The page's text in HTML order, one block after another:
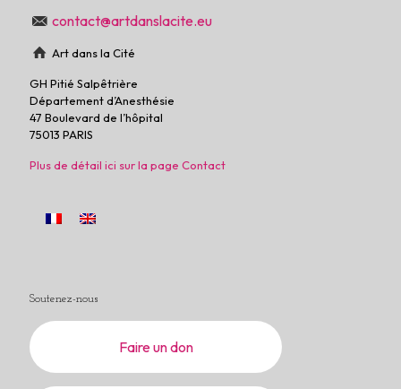
contact@artdanslacite.eu
Art dans la Cité
GH Pitié Salpêtrière
Département d’Anesthésie
47 Boulevard de l’hôpital
75013 PARIS
Plus de détail ici sur la page Contact
Soutenez-nous
Faire un don